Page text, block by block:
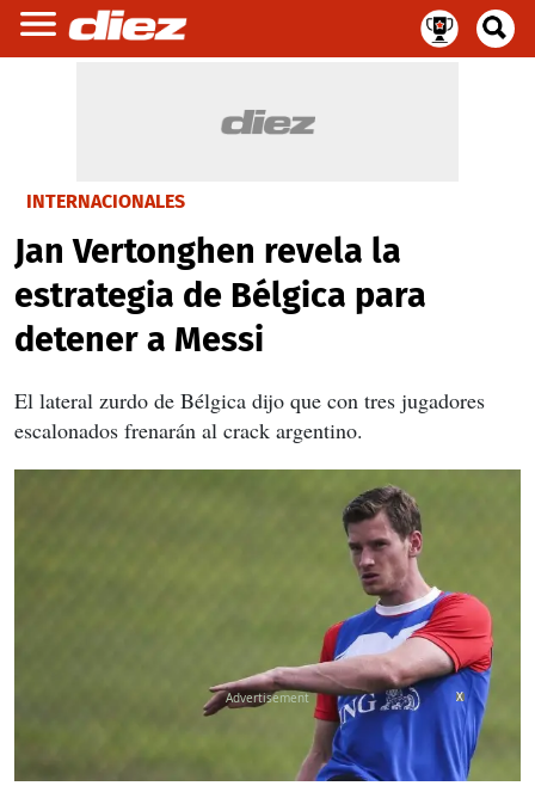
INTERNACIONALES
Jan Vertonghen revela la
estrategia de Bélgica para
detener a Messi
El lateral zurdo de Bélgica dijo que con tres jugadores
escalonados frenarán al crack argentino.
X